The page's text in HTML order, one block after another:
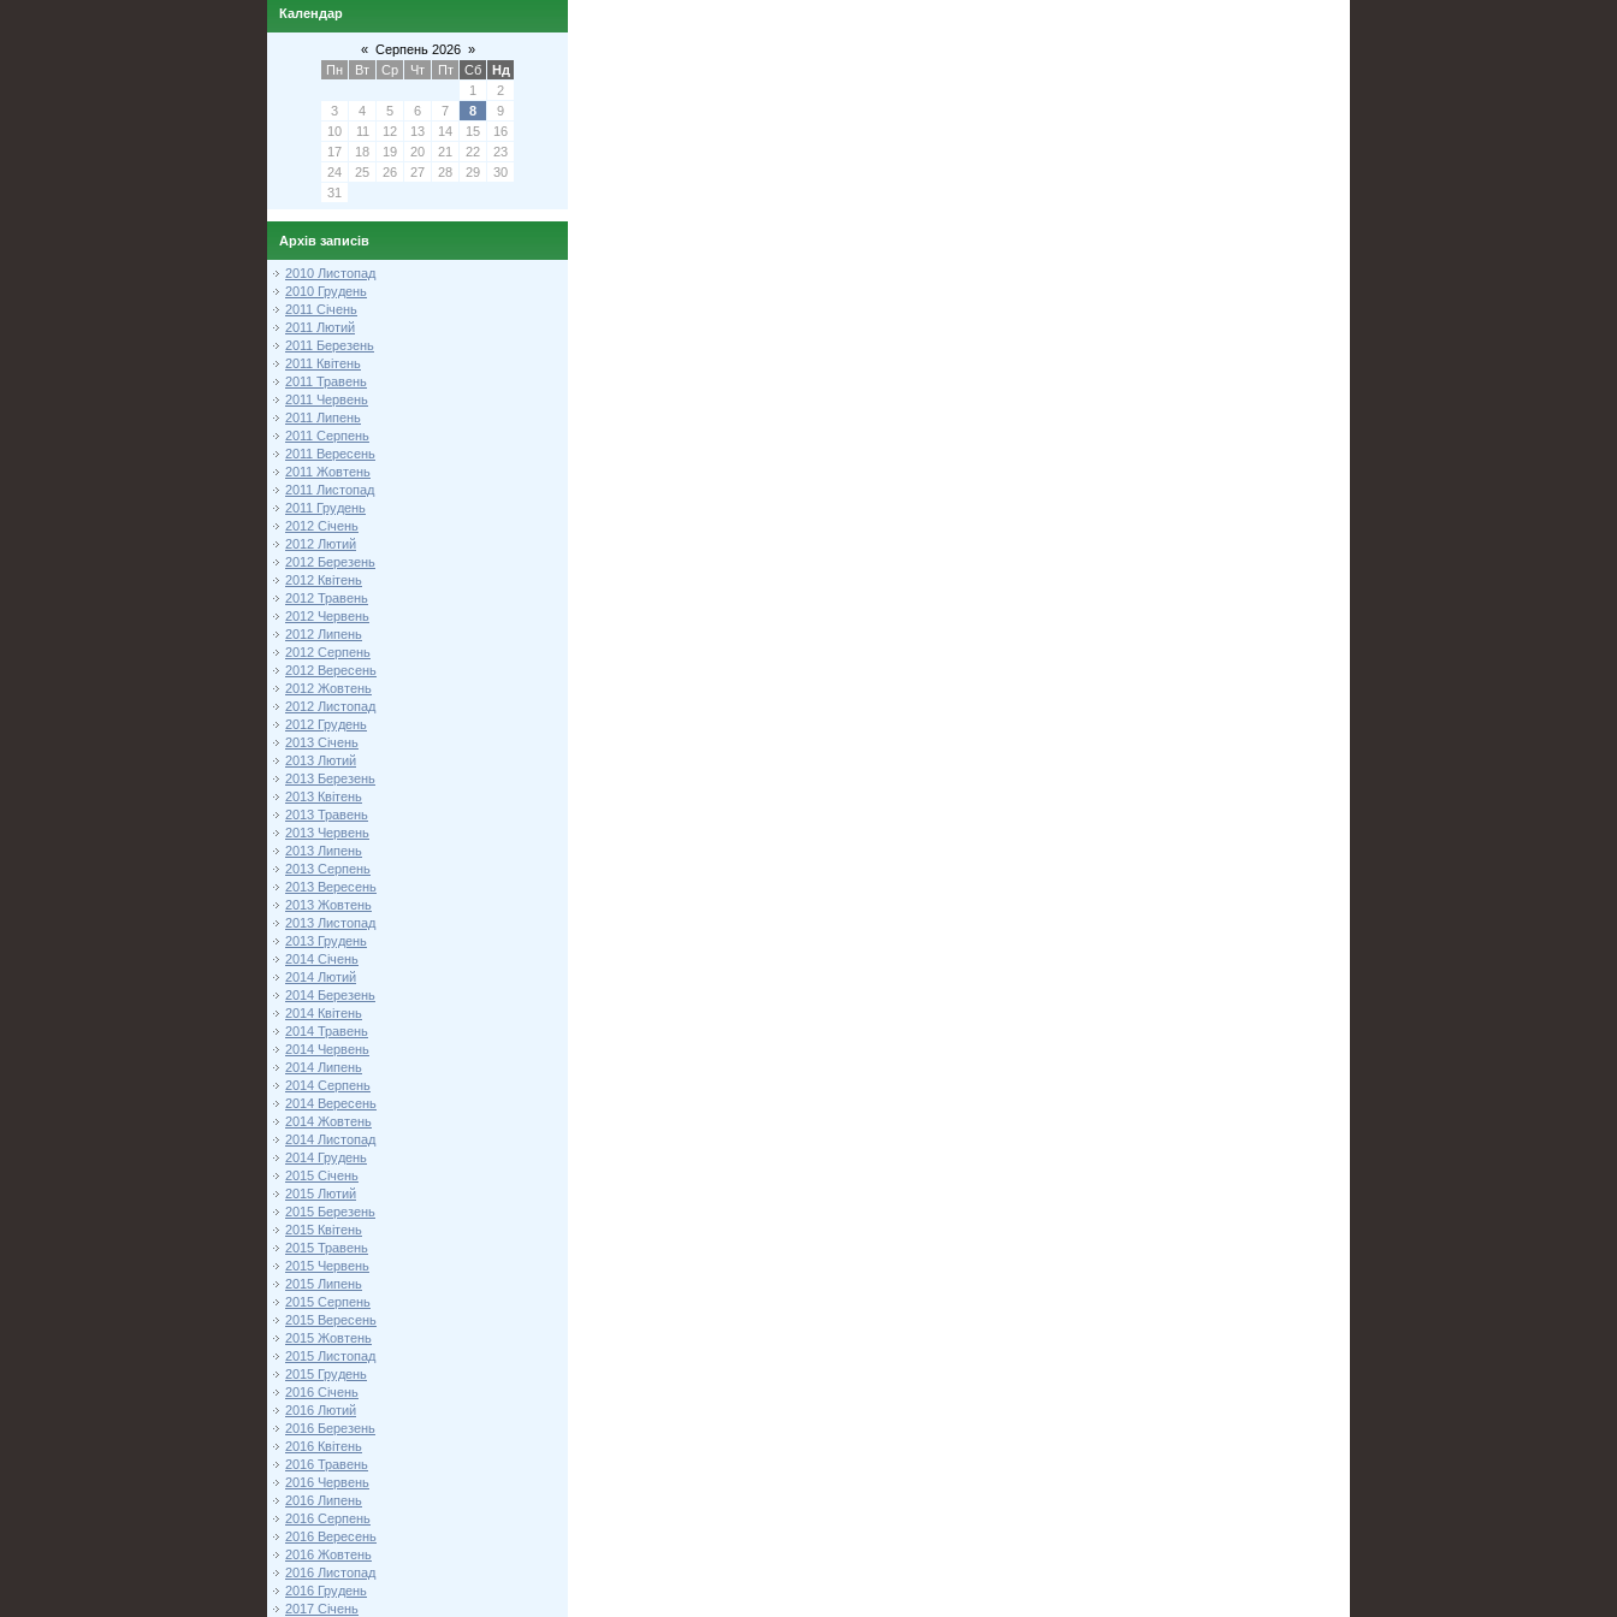
Календар
« Серпень 2026 »
Пн
Вт Ср Чт Пт Сб
Нд
1
2
3
4 5 6 7 8
9
10
11 12 13 14 15
16
17
18 19 20 21 22
23
24
25 26 27 28 29
30
31
Архів записів
2010 Листопад
2010 Грудень
2011 Січень
2011 Лютий
2011 Березень
2011 Квітень
2011 Травень
2011 Червень
2011 Липень
2011 Серпень
2011 Вересень
2011 Жовтень
2011 Листопад
2011 Грудень
2012 Січень
2012 Лютий
2012 Березень
2012 Квітень
2012 Травень
2012 Червень
2012 Липень
2012 Серпень
2012 Вересень
2012 Жовтень
2012 Листопад
2012 Грудень
2013 Січень
2013 Лютий
2013 Березень
2013 Квітень
2013 Травень
2013 Червень
2013 Липень
2013 Серпень
2013 Вересень
2013 Жовтень
2013 Листопад
2013 Грудень
2014 Січень
2014 Лютий
2014 Березень
2014 Квітень
2014 Травень
2014 Червень
2014 Липень
2014 Серпень
2014 Вересень
2014 Жовтень
2014 Листопад
2014 Грудень
2015 Січень
2015 Лютий
2015 Березень
2015 Квітень
2015 Травень
2015 Червень
2015 Липень
2015 Серпень
2015 Вересень
2015 Жовтень
2015 Листопад
2015 Грудень
2016 Січень
2016 Лютий
2016 Березень
2016 Квітень
2016 Травень
2016 Червень
2016 Липень
2016 Серпень
2016 Вересень
2016 Жовтень
2016 Листопад
2016 Грудень
2017 Січень